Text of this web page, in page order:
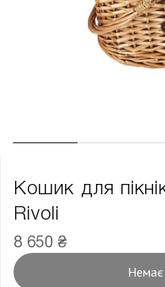
Кошик для
Rivoli
8 650 ₴
Немає